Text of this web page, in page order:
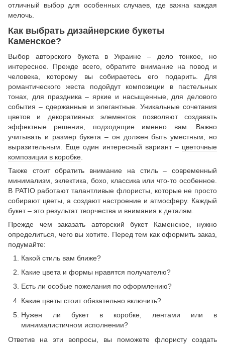
отличный выбор для особенных случаев, где важна каждая
мелочь.
Как выбрать дизайнерские букеты
Каменское?
Выбор авторского букета в Украине – дело тонкое, но
интересное. Прежде всего, обратите внимание на повод и
человека, которому вы собираетесь его подарить. Для
романтического жеста подойдут композиции в пастельных
тонах, для праздника – яркие и насыщенные, для делового
события – сдержанные и элегантные. Уникальные сочетания
цветов и декоративных элементов позволяют создавать
эффектные решения, подходящие именно вам. Важно
учитывать и размер букета – он должен быть уместным, но
выразительным. Еще один интересный вариант – цветочные
композиции в коробке
Также стоит обратить внимание на стиль – современный
минимализм, эклектика, бохо, классика или что-то особенное.
В PATIO работают талантливые флористы, которые не просто
собирают цветы, а создают настроение и атмосферу. Каждый
букет – это результат творчества и внимания к деталям.
Прежде чем заказать авторский букет Каменское, нужно
определиться, чего вы хотите. Перед тем как оформить заказ,
подумайте:
Какой стиль вам ближе?
Какие цвета и формы нравятся получателю?
Есть ли особые пожелания по оформлению?
Какие цветы стоит обязательно включить?
Нужен ли букет в коробке, лентами или в
минималистичном исполнении?
Ответив на эти вопросы, вы поможете флористу создать